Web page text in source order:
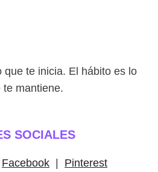
que te inicia. El hábito es lo
te mantiene.
SOCIALES
Facebook Pinterest